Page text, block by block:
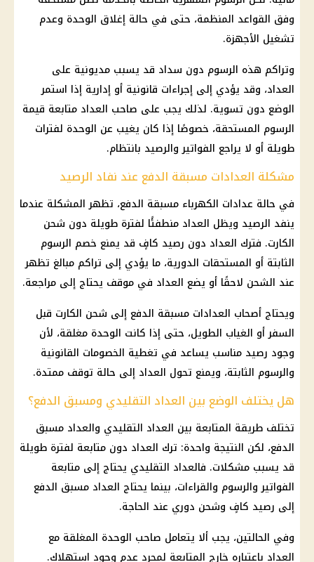
وفق القواعد المنظمة، حتى في حالة إغلاق الوحدة وعدم
تشغيل الأجهزة.
وتراكم هذه الرسوم دون سداد قد يسبب مديونية على
العداد، وقد يؤدي إلى إجراءات قانونية أو إدارية إذا استمر
الوضع دون تسوية. لذلك يجب على صاحب العداد متابعة قيمة
الرسوم المستحقة، خصوصًا إذا كان يغيب عن الوحدة لفترات
طويلة أو لا يراجع الفواتير والرصيد بانتظام.
مشكلة العدادات مسبقة الدفع عند نفاد الرصيد
في حالة عدادات الكهرباء مسبقة الدفع، تظهر المشكلة عندما
ينفد الرصيد ويظل العداد منطفئًا لفترة طويلة دون شحن
الكارت. فترك العداد دون رصيد كافٍ قد يمنع خصم الرسوم
الثابتة أو المستحقات الدورية، ما يؤدي إلى تراكم مبالغ تظهر
عند الشحن لاحقًا أو يضع العداد في موقف يحتاج إلى مراجعة.
ويحتاج أصحاب العدادات مسبقة الدفع إلى شحن الكارت قبل
السفر أو الغياب الطويل، حتى إذا كانت الوحدة مغلقة، لأن
وجود رصيد مناسب يساعد في تغطية الخصومات القانونية
والرسوم الثابتة، ويمنع تحول العداد إلى حالة توقف ممتدة.
هل يختلف الوضع بين العداد التقليدي ومسبق الدفع؟
تختلف طريقة المتابعة بين العداد التقليدي والعداد مسبق
الدفع، لكن النتيجة واحدة: ترك العداد دون متابعة لفترة طويلة
قد يسبب مشكلات. فالعداد التقليدي يحتاج إلى متابعة
الفواتير والرسوم والقراءات، بينما يحتاج العداد مسبق الدفع
إلى رصيد كافٍ وشحن دوري عند الحاجة.
وفي الحالتين، يجب ألا يتعامل صاحب الوحدة المغلقة مع
العداد باعتباره خارج المتابعة لمجرد عدم وجود استهلاك.